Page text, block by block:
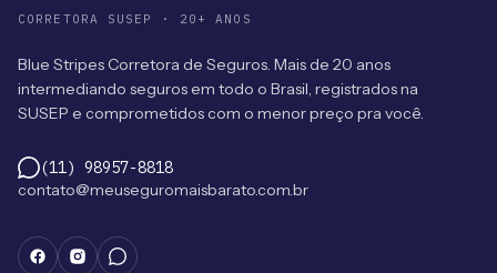
CORRETORA SUSEP · 20+ ANOS
Blue Stripes Corretora de Seguros. Mais de 20 anos
intermediando seguros em todo o Brasil, registrados na
SUSEP e comprometidos com o menor preço pra você.
(11) 98957-8818
contato@meuseguromaisbarato.com.br